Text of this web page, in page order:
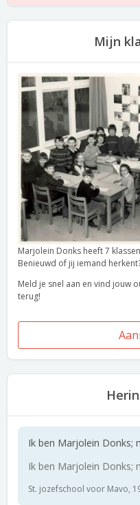
Mijn
Marjolein Donks heeft 7
Benieuwd of jij iemand
Meld je snel aan en vind jouw
terug!
Ik ben Marjolein Donks;
Ik ben Marjolein Donks;
St. jozefschool voor Mavo,